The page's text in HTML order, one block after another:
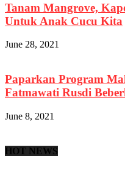
Tanam Mangrove,
Untuk Anak Cucu Kita
June 28, 2021
Paparkan Program
Fatmawati Rusdi
June 8, 2021
HOT NEWS